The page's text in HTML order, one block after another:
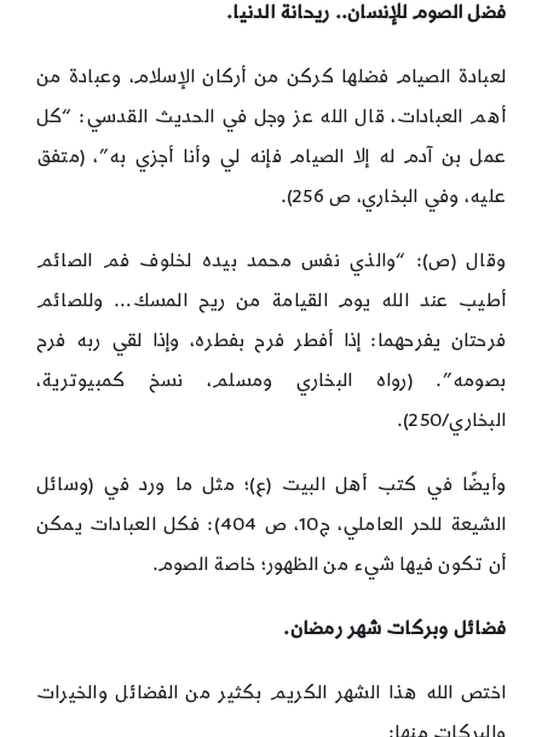
فضل الصوم للإنسان.. ريحانة الدنيا.
لعبادة الصيام فضلها كركن من أركان الإسلام، وعبادة من
أهم العبادات، قال الله عز وجل في الحديث القدسي: “كل
عمل بن آدم له إلا الصيام فإنه لي وأنا أجزي به”، (متفق
عليه، وفي البخاري، ص 256).
وقال (ص): “والذي نفس محمد بيده لخلوف فم الصائم
أطيب عند الله يوم القيامة من ريح المسك… وللصائم
فرحتان يفرحهما: إذا أفطر فرح بفطره، وإذا لقي ربه فرح
بصومه”. (رواه البخاري ومسلم، نسخ كمبيوترية،
البخاري/250).
وأيضًا في كتب أهل البيت (ع)؛ مثل ما ورد في (وسائل
الشيعة للحر العاملي، ج10، ص 404): فكل العبادات يمكن
أن تكون فيها شيء من الظهور؛ خاصة الصوم.
فضائل وبركات شهر رمضان.
اختص الله هذا الشهر الكريم بكثير من الفضائل والخيرات